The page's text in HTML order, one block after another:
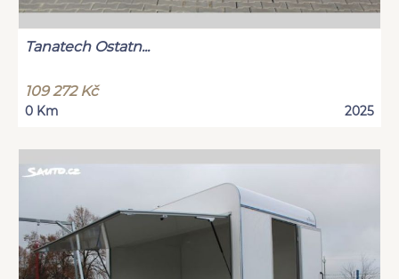
Tanatech Ostatn...
109 272 Kč
0 Km 2025